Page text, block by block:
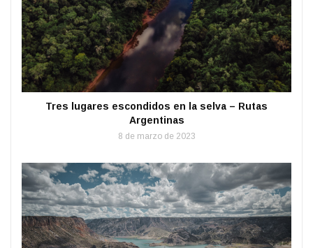
Tres lugares escondidos en la selva – Rutas
Argentinas
8 de marzo de 2023